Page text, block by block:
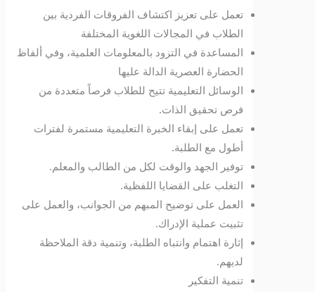
تعمل على تعزيز اكتشاف الفروقات الفردية بين
الطلاب في المجالات اللغوية المختلفة
المساعدة في التزود بالمعلومات العلمية، وفي ألفاظ
الحضارة العصرية الدالة عليها
الوسائل التعليمية تتيح للطلاب فرصاً متعددة من
فرص تحقيق الذات.
تعمل على إبقاء الخبرة التعليمية مستمرة لفترات
أطول مع الطلبة.
توفير الجهد والوقت لكل من الطالب والمعلم.
التغلب على القضايا اللفظية.
العمل على توضيح المبهم من الجوانب، والعمل على
تثبيت عملية الإدراك.
إثارة اهتمام وانتباه الطلبة، وتنمية دقة الملاحظة
لديهم.
تنمية التفكير